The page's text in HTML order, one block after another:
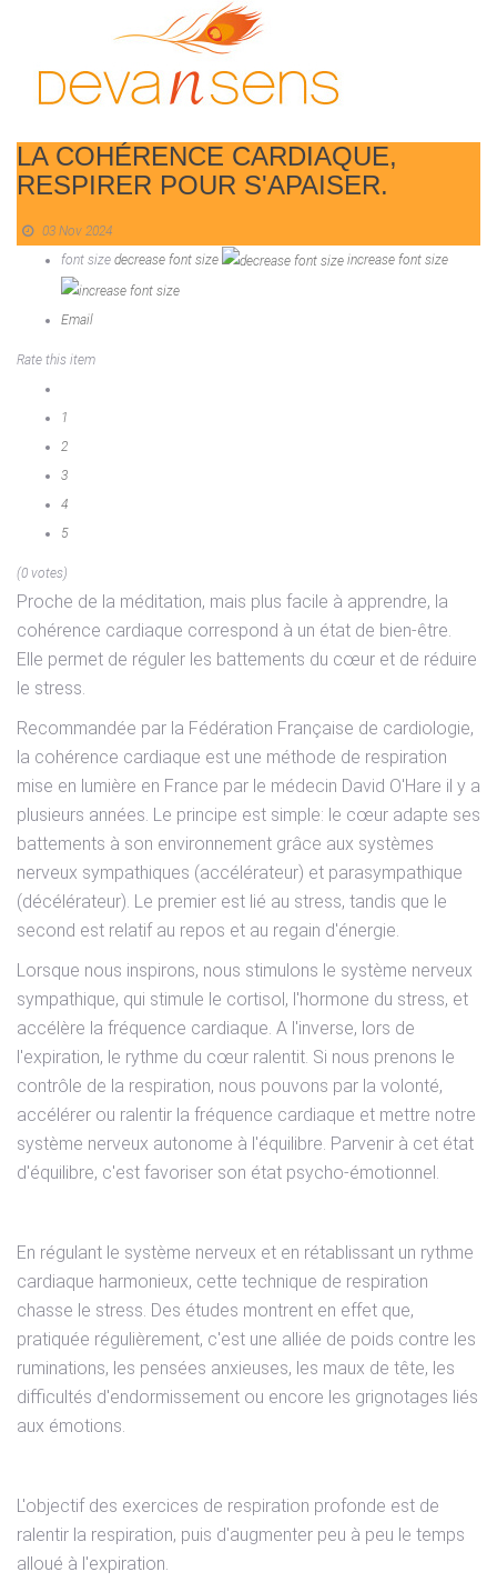
LA COHÉRENCE CARDIAQUE,
RESPIRER POUR S'APAISER.
03 Nov 2024
font size decrease font size increase font size
Email
Rate this item
1
2
3
4
5
(0 votes)
Proche de la méditation, mais plus facile à apprendre, la
cohérence cardiaque correspond à un état de bien-être.
Elle permet de réguler les battements du cœur et de réduire
le stress.
Recommandée par la Fédération Française de cardiologie,
la cohérence cardiaque est une méthode de respiration
mise en lumière en France par le médecin David O'Hare il y a
plusieurs années. Le principe est simple: le cœur adapte ses
battements à son environnement grâce aux systèmes
nerveux sympathiques (accélérateur) et parasympathique
(décélérateur). Le premier est lié au stress, tandis que le
second est relatif au repos et au regain d'énergie.
Lorsque nous inspirons, nous stimulons le système nerveux
sympathique, qui stimule le cortisol, l'hormone du stress, et
accélère la fréquence cardiaque. A l'inverse, lors de
l'expiration, le rythme du cœur ralentit. Si nous prenons le
contrôle de la respiration, nous pouvons par la volonté,
accélérer ou ralentir la fréquence cardiaque et mettre notre
système nerveux autonome à l'équilibre. Parvenir à cet état
d'équilibre, c'est favoriser son état psycho-émotionnel.
En régulant le système nerveux et en rétablissant un rythme
cardiaque harmonieux, cette technique de respiration
chasse le stress. Des études montrent en effet que,
pratiquée régulièrement, c'est une alliée de poids contre les
ruminations, les pensées anxieuses, les maux de tête, les
difficultés d'endormissement ou encore les grignotages liés
aux émotions.
L'objectif des exercices de respiration profonde est de
ralentir la respiration, puis d'augmenter peu à peu le temps
alloué à l'expiration.